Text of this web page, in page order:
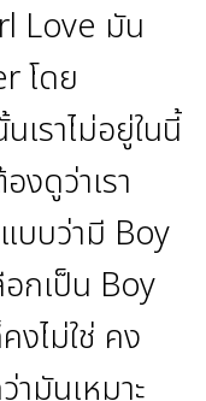
Love มัน
โดย
เราไม่อยู่ในนี้
งดูว่าเรา
แบบว่ามี Boy
กเป็น Boy
ไม่ใช่ คง
ามันเหมาะ